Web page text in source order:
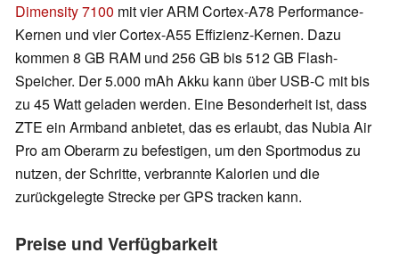
Dimensity 7100 mit vier ARM Cortex-A78 Performance-
Kernen und vier Cortex-A55 Effizienz-Kernen. Dazu
kommen 8 GB RAM und 256 GB bis 512 GB Flash-
Speicher. Der 5.000 mAh Akku kann über USB-C mit bis
zu 45 Watt geladen werden. Eine Besonderheit ist, dass
ZTE ein Armband anbietet, das es erlaubt, das Nubia Air
Pro am Oberarm zu befestigen, um den Sportmodus zu
nutzen, der Schritte, verbrannte Kalorien und die
zurückgelegte Strecke per GPS tracken kann.
Preise und Verfügbarkeit